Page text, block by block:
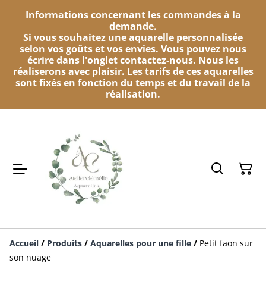
Informations concernant les commandes à la
demande.
Si vous souhaitez une aquarelle personnalisée
selon vos goûts et vos envies. Vous pouvez nous
écrire dans l'onglet contactez-nous. Nous les
réaliserons avec plaisir. Les tarifs de ces aquarelles
sont fixés en fonction du temps et du travail de la
réalisation.
Accueil / Produits / Aquarelles pour une fille / Petit faon sur
son nuage